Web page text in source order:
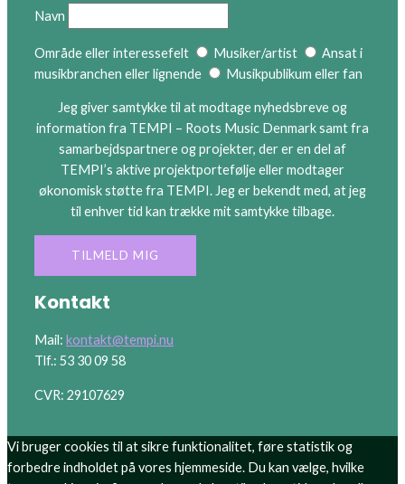
Navn
Område eller interessefelt Musiker/artist
Ansat i
musikbranchen eller lignende
Musikpublikum eller fan
Jeg giver samtykke til at modtage nyhedsbreve og
information fra TEMPI – Roots Music Denmark samt fra
samarbejdspartnere og projekter, der er en del af
TEMPI’s aktive projektportefølje eller modtager
økonomisk støtte fra TEMPI. Jeg er bekendt med, at jeg
til enhver tid kan trække mit samtykke tilbage.
Kontakt
Mail: kontakt@tempi.nu
Tlf.: 53 30 09 58
CVR: 29107629
Vi bruger cookies til at sikre funktionalitet, føre statistik og
forbedre indholdet på vores hjemmeside. Du kan vælge, hvilke